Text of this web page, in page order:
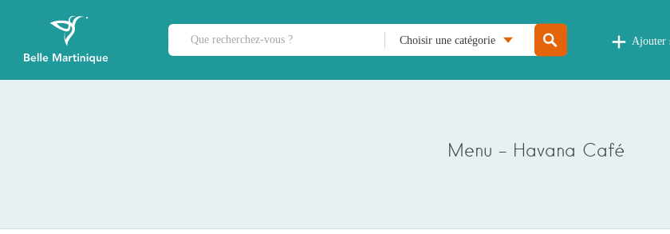
Choisir une catégorie Ajouter
Menu – Havana Café